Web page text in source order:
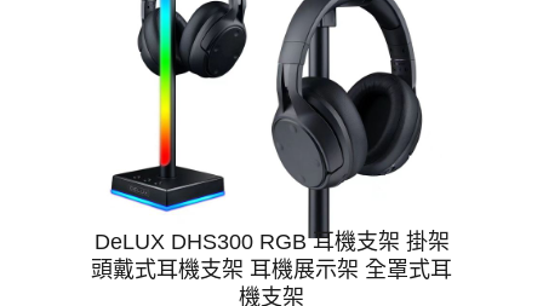
DeLUX DHS300 RGB 耳機支架 掛架
頭戴式耳機支架 耳機展示架 全罩式耳
機支架